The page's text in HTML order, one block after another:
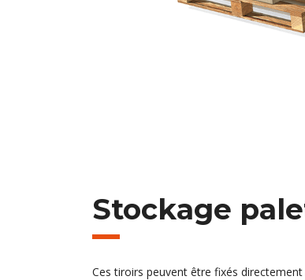
Stockage
Ces tiroirs peuvent être fixés